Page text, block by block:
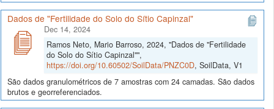
Dados de "Fertilidade do Solo do Sítio Capinzal"
Dec 14, 2024
Ramos Neto, Mario Barroso, 2024, "Dados de "Fertilidade
do Solo do Sítio Capinzal"",
https://doi.org/10.60502/SoilData/PNZC0D, SoilData, V1
São dados granulométricos de 7 amostras com 24 camadas. São dados
brutos e georreferenciados.